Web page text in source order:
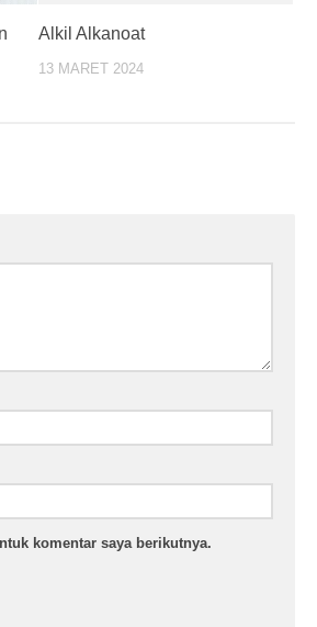
Alkil Alkanoat
13 MARET 2024
komentar saya berikutnya.